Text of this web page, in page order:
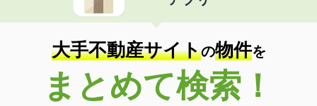
大手不動産サイトの物件を
まとめて検索！